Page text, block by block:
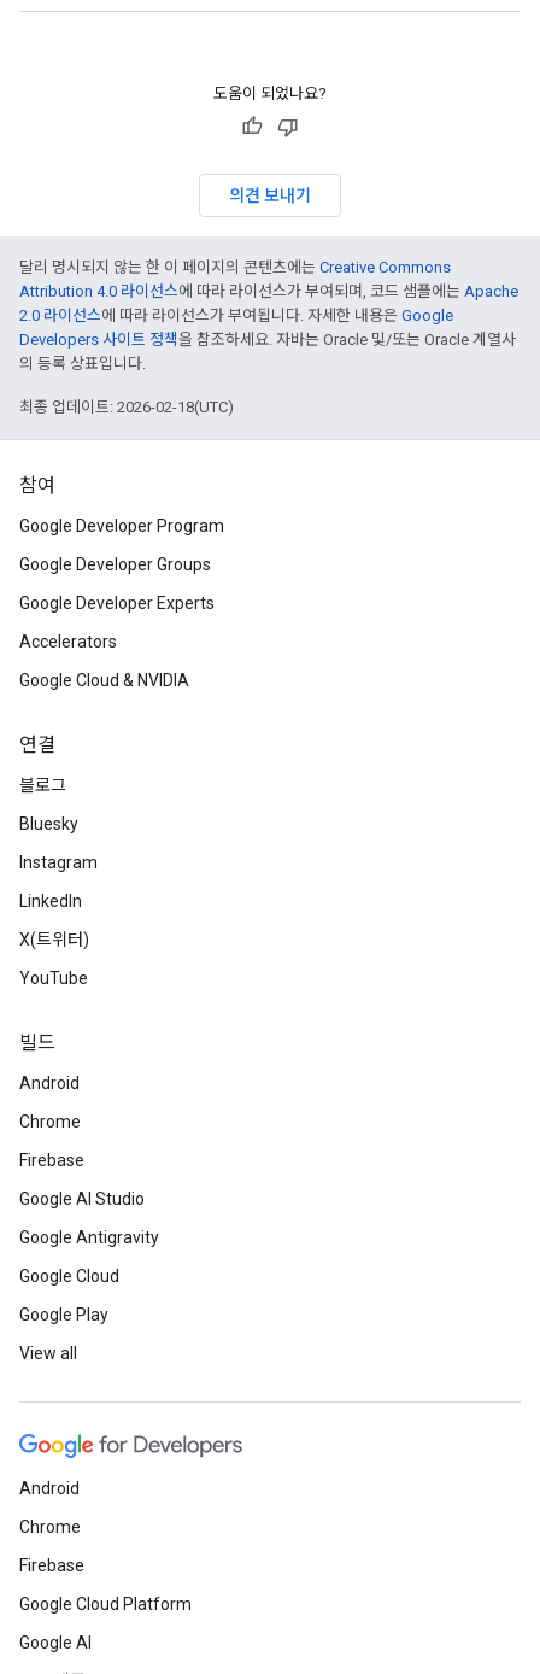
도움이 되었나요?
의견 보내기
달리 명시되지 않는 한 이 페이지의 콘텐츠에는 Creative Commons
Attribution 4.0 라이선스에 따라 라이선스가 부여되며, 코드 샘플에는 Apache
2.0 라이선스에 따라 라이선스가 부여됩니다. 자세한 내용은 Google
Developers 사이트 정책을 참조하세요. 자바는 Oracle 및/또는 Oracle 계열사
의 등록 상표입니다.
최종 업데이트: 2026-02-18(UTC)
참여
Google Developer Program
Google Developer Groups
Google Developer Experts
Accelerators
Google Cloud & NVIDIA
연결
블로그
Bluesky
Instagram
LinkedIn
X(트위터)
YouTube
빌드
Android
Chrome
Firebase
Google AI Studio
Google Antigravity
Google Cloud
Google Play
View all
Android
Chrome
Firebase
Google Cloud Platform
Google AI